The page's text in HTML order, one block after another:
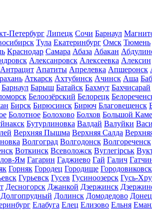
Петербург Липецк Сочи Барнаул
Тула Екатеринбург Омск Тюмень
Краснодар Самара Абаза Абакан
Алексанровск Алексеевка Алексин
Антрацит Апатиты Апрелевка Апшеронск
Аткарск Ахтубинск Ачинск Аша
Барнаул Барыш Батайск Бахмут Бахчисарай
Белоозёрский Белорецк
Бирск Бирюсинск Бирюч Благовещенск
Болотное Болохово Болхов Большой
Бутурлиновка Валдай Валуйки
Верхняя Пышма Верхняя Салда
Волгоград Волгодонск Волгореченск
Воткинск Всеволожск Вуглегірськ
Ям Гагарин Гаджиево Гай Галич
Горняк Городец Городище Городовиковск
Гурьевск Гусев Гусиноозерск Гусь-
Десногорск Джанкой Дзержинск
Долгопрудный Долинск Домодедово
Елабуга Елец Елизово Ельня